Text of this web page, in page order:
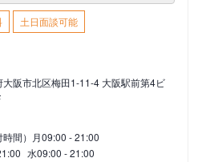
土日面談可能
大阪市北区梅田1-11-4 大阪駅前第4ビ
時間） 月09:00 - 21:00
水09:00 - 21:00